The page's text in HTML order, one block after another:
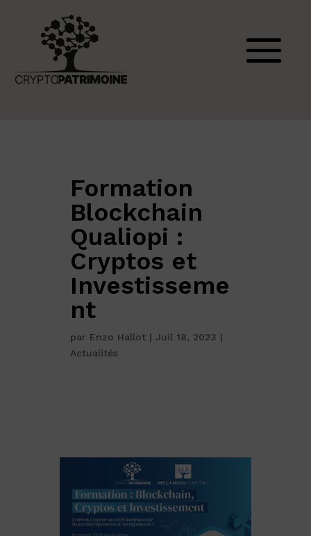
Formation
Blockchain
Qualiopi :
Cryptos et
Investisseme
nt
par Enzo Hallot| Juil 18, 2023 |
Actualités